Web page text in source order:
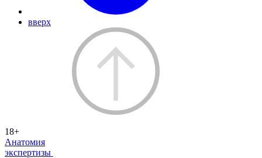
вверх
18+
Анатомия
экспертизы